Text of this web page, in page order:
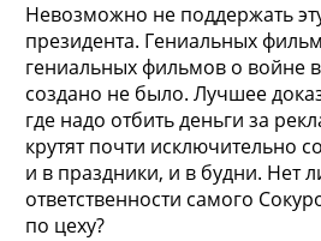
Невозможно не поддержать
президента. Гениальных
гениальных фильмов о войне
создано не было. Лучшее
где надо отбить деньги за
крутят почти исключительно
и в праздники, и в будни. Нет
ответственности самого
по цеху?